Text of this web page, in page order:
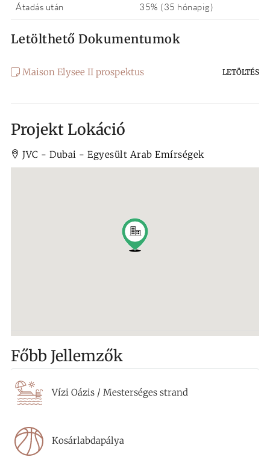
Átadás után 35% (35 hónapig)
Letölthető Dokumentumok
Maison Elysee II prospektus LETÖLTÉS
Projekt Lokáció
JVC - Dubai - Egyesült Arab Emírségek
Főbb Jellemzők
Vízi Oázis / Mesterséges strand
Kosárlabdapálya